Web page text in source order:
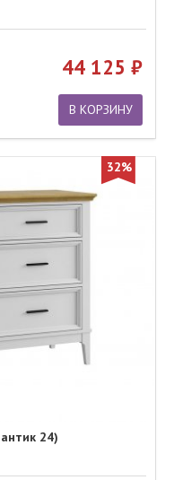
44 125
В КОРЗИНУ
32%
24)